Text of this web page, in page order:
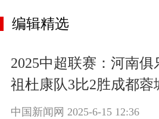
编辑精选
2025中超联赛：河南俱
祖杜康队3比2胜成都蓉
中国新闻网 2025-6-15 12:36